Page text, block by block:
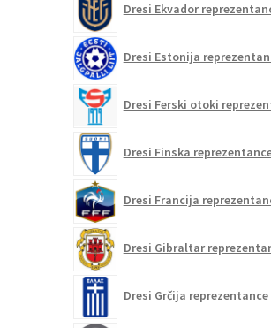
Dresi Ekvador
Dresi Estonija
Dresi Ferski otoki
Dresi Finska
Dresi Francija
Dresi Gibraltar
Dresi Grčija reprezentance